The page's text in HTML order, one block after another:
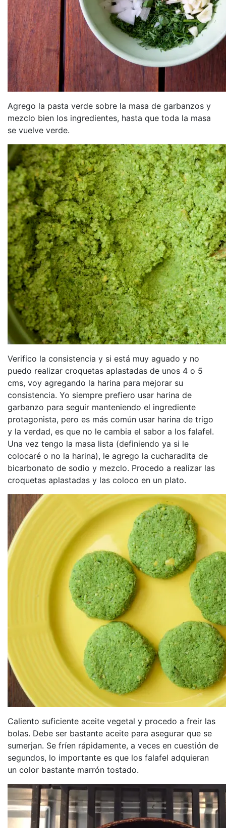
Agrego la pasta verde sobre la masa de garbanzos y
mezclo bien los ingredientes, hasta que toda la masa
se vuelve verde.
Verifico la consistencia y si está muy aguado y no
puedo realizar croquetas aplastadas de unos 4 o 5
cms, voy agregando la harina para mejorar su
consistencia. Yo siempre prefiero usar harina de
garbanzo para seguir manteniendo el ingrediente
protagonista, pero es más común usar harina de trigo
y la verdad, es que no le cambia el sabor a los falafel.
Una vez tengo la masa lista (definiendo ya si le
colocaré o no la harina), le agrego la cucharadita de
bicarbonato de sodio y mezclo. Procedo a realizar las
croquetas aplastadas y las coloco en un plato.
Caliento suficiente aceite vegetal y procedo a freir las
bolas. Debe ser bastante aceite para asegurar que se
sumerjan. Se fríen rápidamente, a veces en cuestión de
segundos, lo importante es que los falafel adquieran
un color bastante marrón tostado.